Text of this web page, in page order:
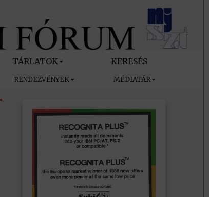
TÁRLATOK KERESÉS
RENDEZVÉNYEK MÉDIATÁR